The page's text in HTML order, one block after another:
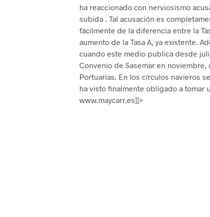
ha reaccionado con nerviosismo
subida . Tal acusación es
fácilmente de la diferencia entre la
aumento de la Tasa A, ya existente.
cuando este medio publica desde
Convenio de Sasemar en
Portuarias. En los círculos navieros
ha visto finalmente obligado a tomar
www.maycarr.es]]>